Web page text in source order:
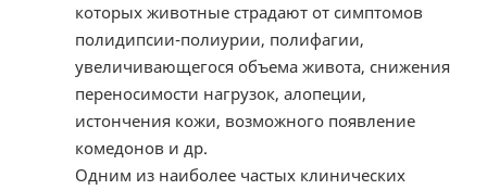
которых животные страдают от симптомов
полидипсии-полиурии, полифагии,
увеличивающегося объема живота, снижения
переносимости нагрузок, алопеции,
истончения кожи, возможного появление
комедонов и др.
Одним из наиболее частых клинических